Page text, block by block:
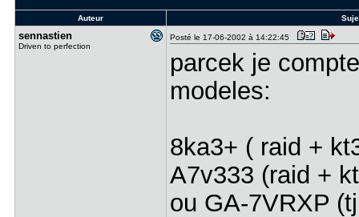
Auteur
sennastien
Driven to perfection
Posté le 17-06-2002 à 14:22:45
parcek je
modeles:
8ka3+ ( raid +
A7v333 (raid +
ou GA-7VRXP